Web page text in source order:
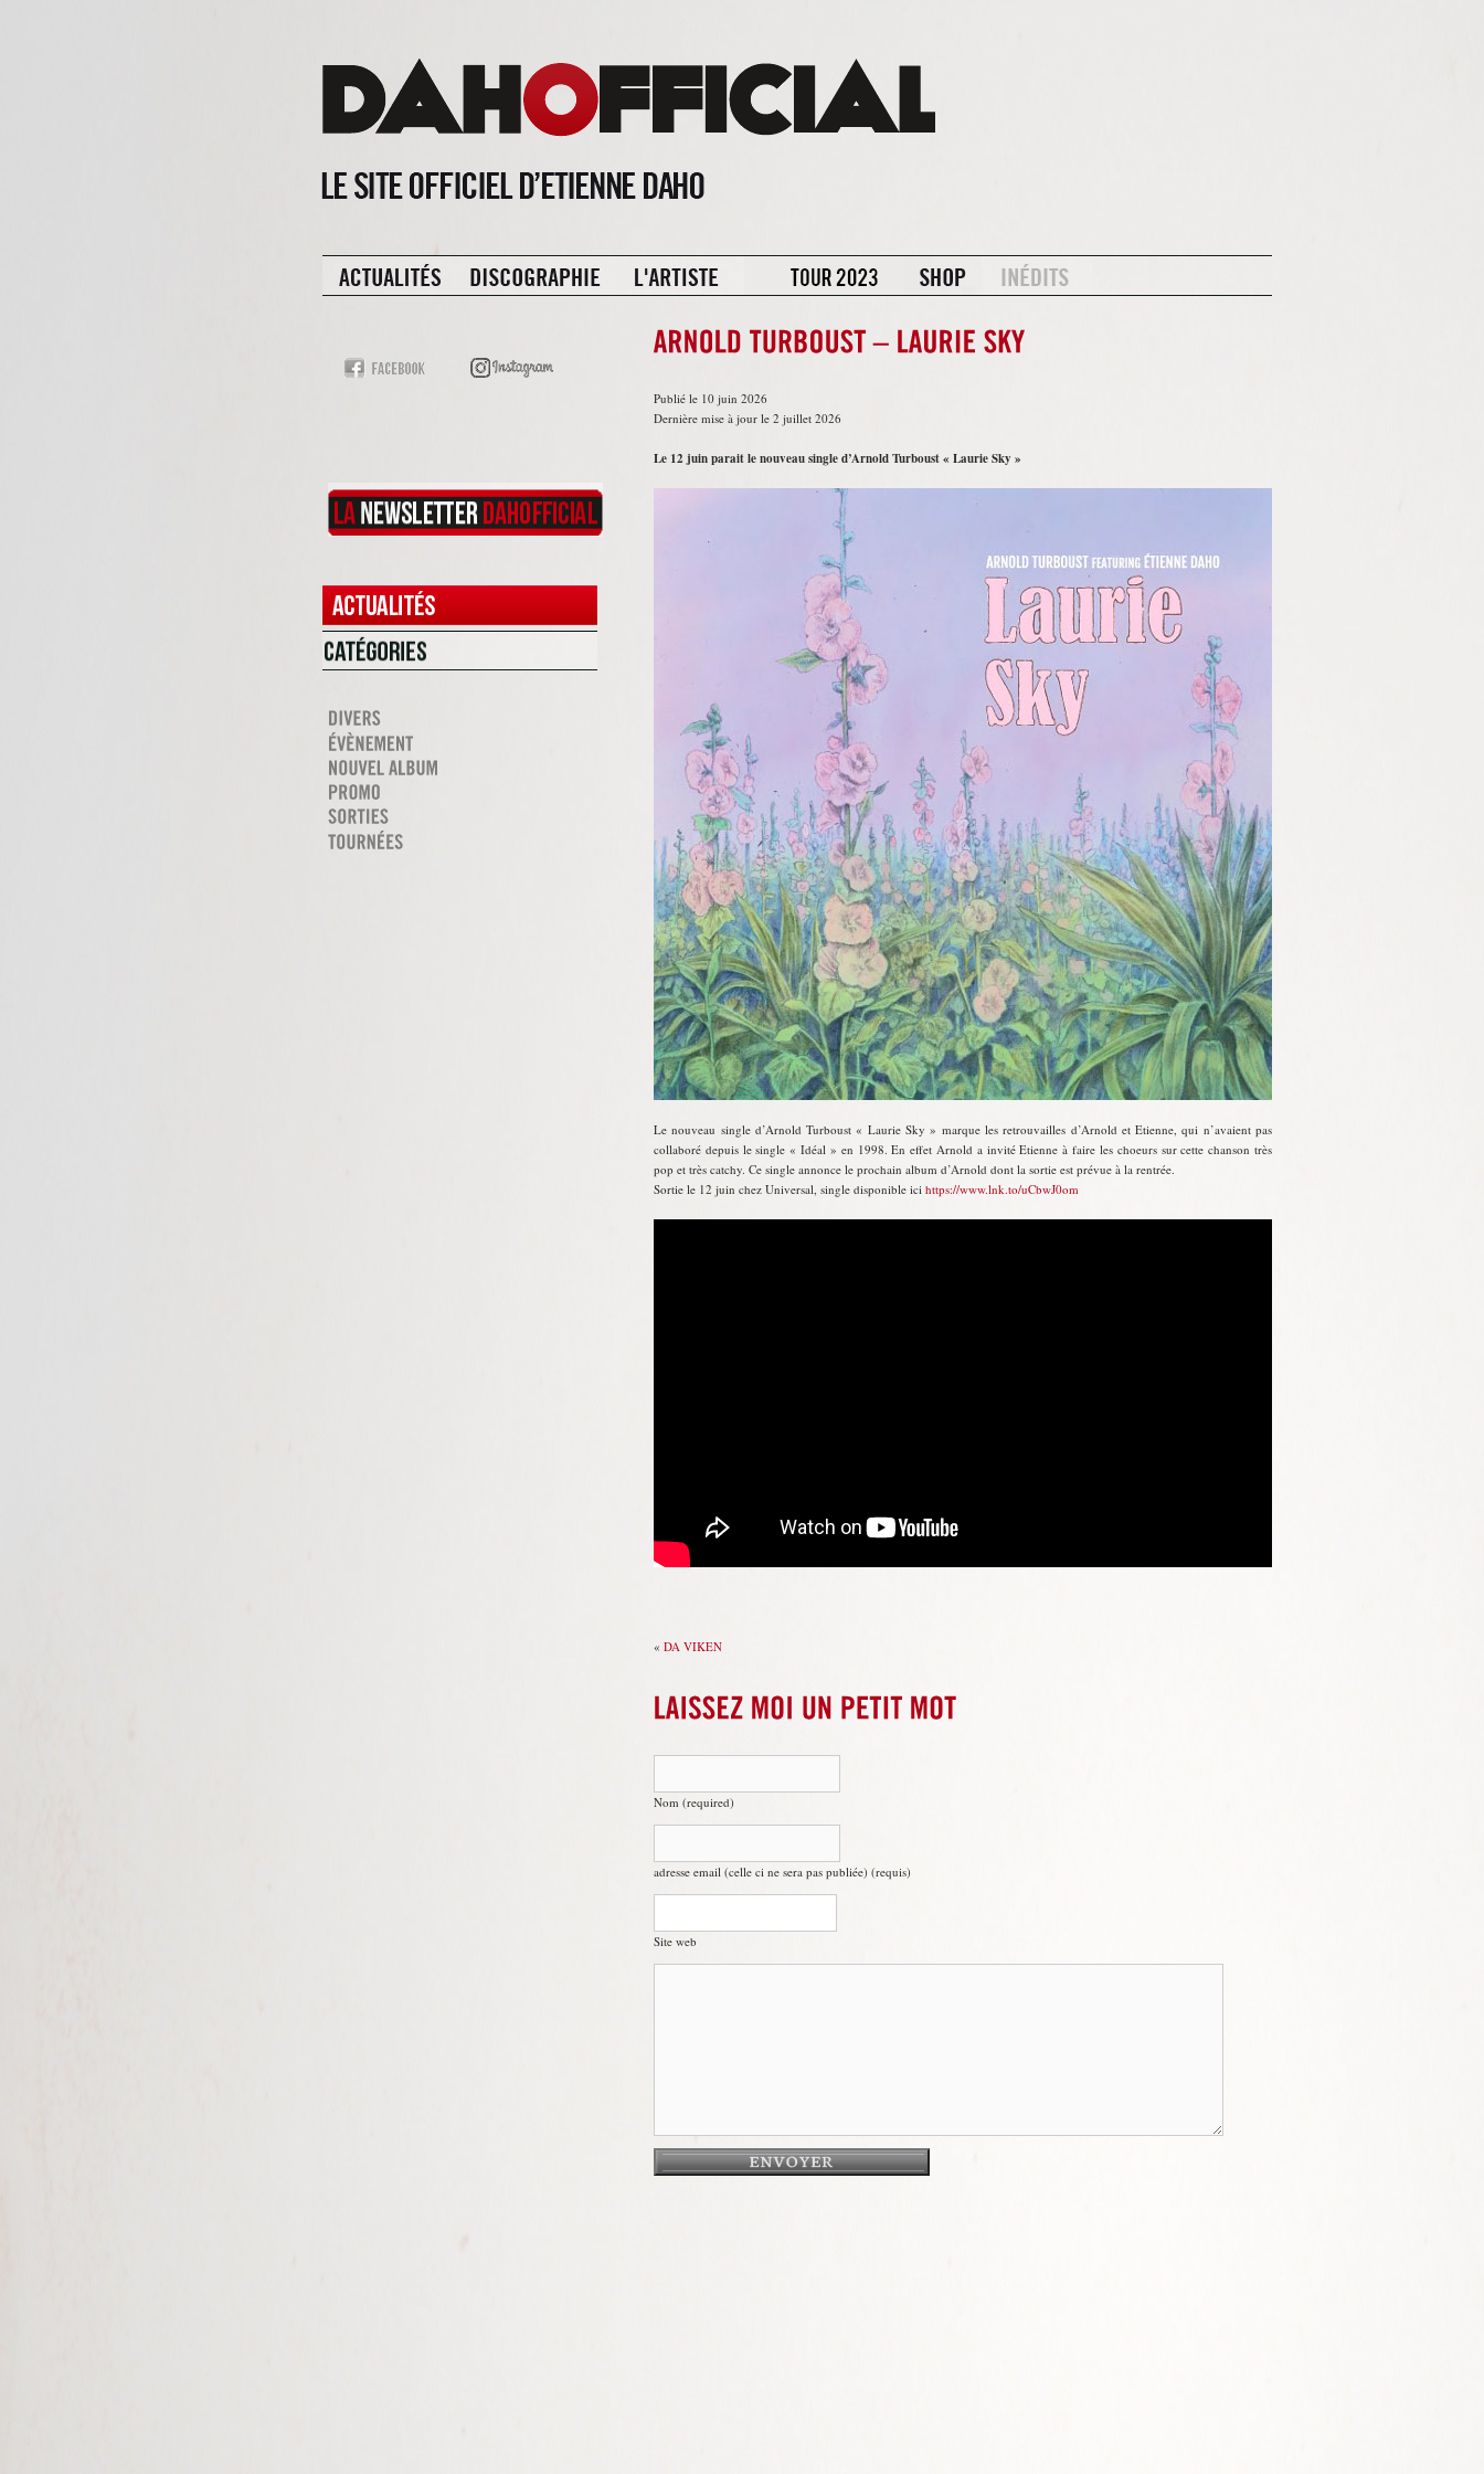
Publié le 10 juin 2026
Dernière mise à jour le 2 juillet 2026
Le 12 juin parait le nouveau single d’Arnold Turboust « Laurie Sky »
Le nouveau single d’Arnold Turboust « Laurie Sky » marque les retrouvailles d’Arnold et Etienne, qui n’avaient pas
collaboré depuis le single « Idéal » en 1998. En effet Arnold a invité Etienne à faire les choeurs sur cette chanson très
pop et très catchy. Ce single annonce le prochain album d’Arnold dont la sortie est prévue à la rentrée.
Sortie le 12 juin chez Universal, single disponible ici https://www.lnk.to/uCbwJ0om
« DA VIKEN
Nom (required)
adresse email (celle ci ne sera pas publiée) (requis)
Site web